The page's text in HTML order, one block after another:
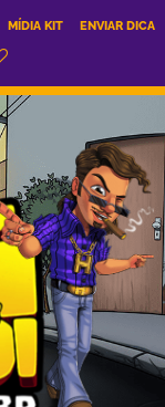
MÍDIA KIT ENVIAR DICA